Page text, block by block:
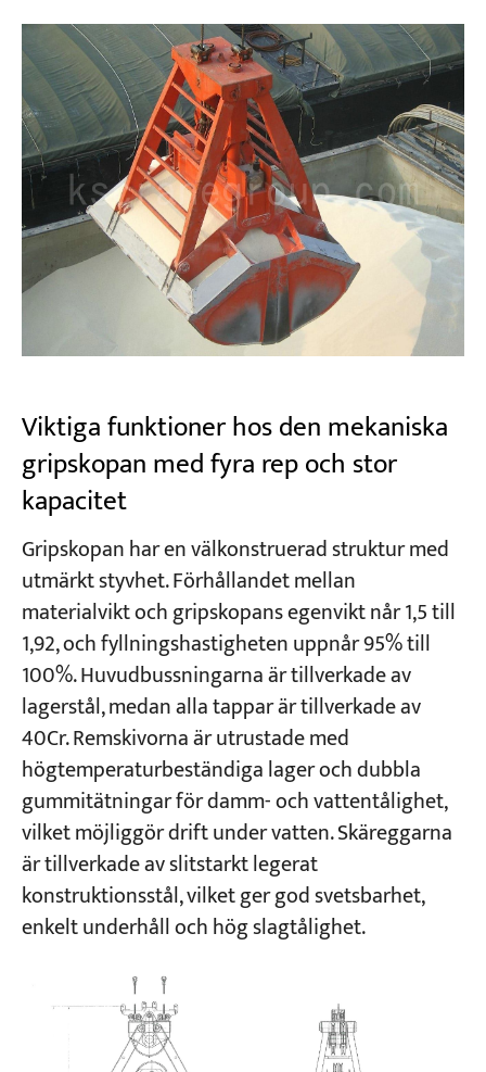
Viktiga funktioner hos den mekaniska
gripskopan med fyra rep och stor
kapacitet
Gripskopan har en välkonstruerad struktur med
utmärkt styvhet. Förhållandet mellan
materialvikt och gripskopans egenvikt når 1,5 till
1,92, och fyllningshastigheten uppnår 95% till
100%. Huvudbussningarna är tillverkade av
lagerstål, medan alla tappar är tillverkade av
40Cr. Remskivorna är utrustade med
högtemperaturbeständiga lager och dubbla
gummitätningar för damm- och vattentålighet,
vilket möjliggör drift under vatten. Skäreggarna
är tillverkade av slitstarkt legerat
konstruktionsstål, vilket ger god svetsbarhet,
enkelt underhåll och hög slagtålighet.